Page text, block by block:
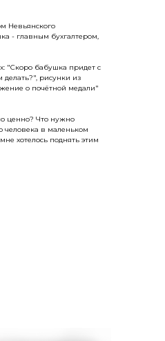
Невьянского
- главным бухгалтером,
"Скоро бабушка придет с
рисунки из
о почётной медали"
ценно? Что нужно
человека в маленьком
хотелось поднять этим